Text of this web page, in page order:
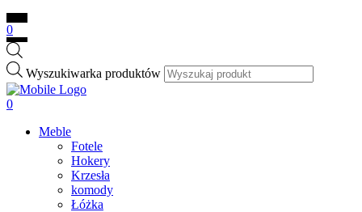
0
Wyszukiwarka produktów
0
Meble
Fotele
Hokery
Krzesła
komody
Łóżka